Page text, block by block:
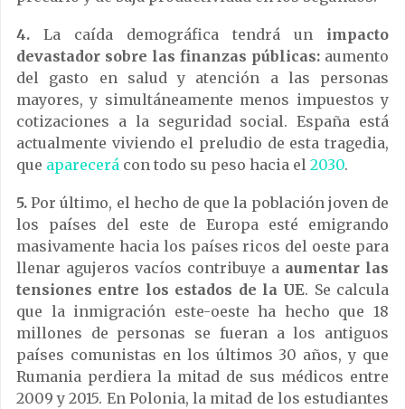
4. La caída demográfica tendrá un impacto
devastador sobre las finanzas públicas: aumento
del gasto en salud y atención a las personas
mayores, y simultáneamente menos impuestos y
cotizaciones a la seguridad social. España está
actualmente viviendo el preludio de esta tragedia,
que aparecerá con todo su peso hacia el 2030.
5. Por último, el hecho de que la población joven de
los países del este de Europa esté emigrando
masivamente hacia los países ricos del oeste para
llenar agujeros vacíos contribuye a aumentar las
tensiones entre los estados de la UE. Se calcula
que la inmigración este-oeste ha hecho que 18
millones de personas se fueran a los antiguos
países comunistas en los últimos 30 años, y que
Rumania perdiera la mitad de sus médicos entre
2009 y 2015. En Polonia, la mitad de los estudiantes